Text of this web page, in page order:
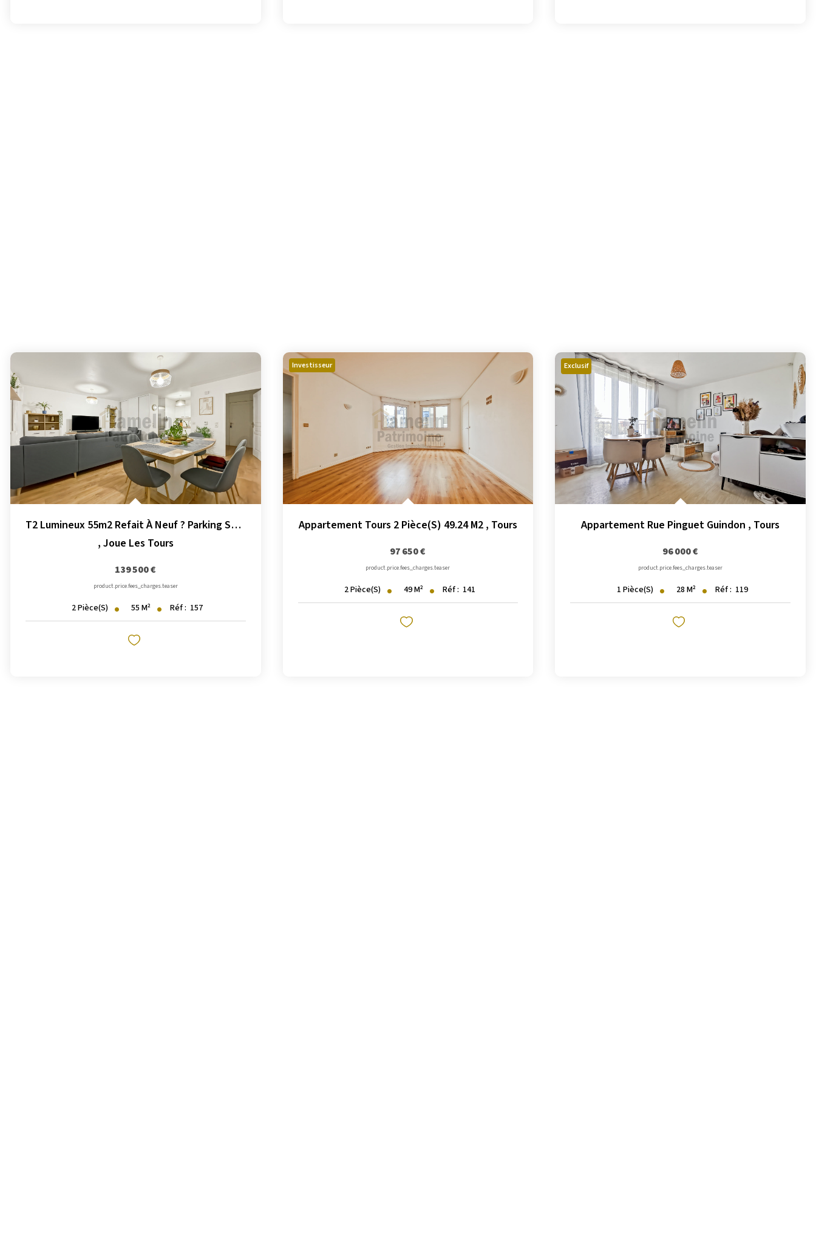
T2 Lumineux 55m2 Refait À Neuf ? Parking Sous-Sol
, Joue Les Tours
139 500 €
product.price.fees_charges.teaser
2Pièce(s) 55M² Réf : 157
Investisseur
Appartement Tours 2 Pièce(s) 49.24 M2 , Tours
97 650 €
product.price.fees_charges.teaser
2Pièce(s) 49M² Réf : 141
Exclusif
Appartement Rue Pinguet Guindon , Tours
96 000 €
product.price.fees_charges.teaser
1 Pièce(s) 28 M² Réf : 119